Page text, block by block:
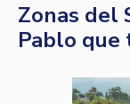
Zonas del
Pablo